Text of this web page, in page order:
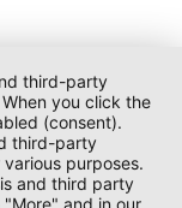
third-party
you click the
(consent).
third-party
purposes.
and third party
and in our